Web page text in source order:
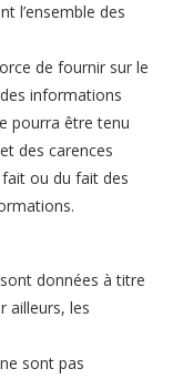
l’ensemble des
de fournir sur le
des informations
pourra être tenu
des carences
ou du fait des
sont données à titre
ailleurs, les
ne sont pas